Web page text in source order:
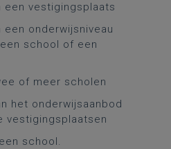
een vestigingsplaats
onderwijsniveau
school of een
of meer scholen
het onderwijsaanbod
vestigingsplaatsen
school.